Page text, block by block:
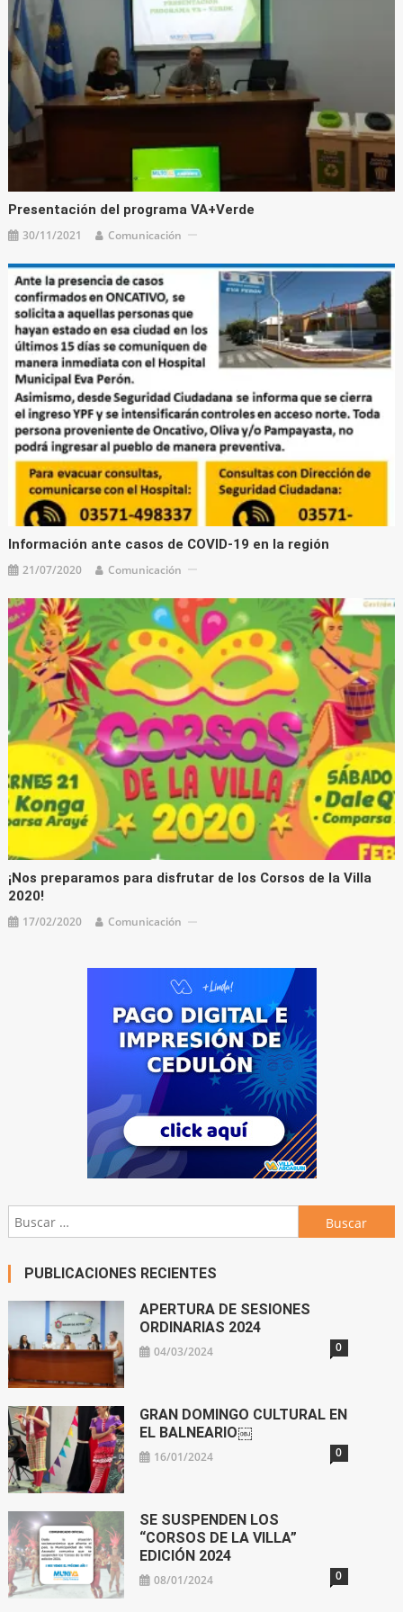
Presentación del programa VA+Verde
30/11/2021 Comunicación
Información ante casos de COVID-19 en la región
21/07/2020 Comunicación
¡Nos preparamos para disfrutar de los Corsos de la Villa
2020!
17/02/2020 Comunicación
Buscar:
PUBLICACIONES RECIENTES
APERTURA DE SESIONES
ORDINARIAS 2024
04/03/2024 0
GRAN DOMINGO CULTURAL EN
EL BALNEARIO￼
16/01/2024 0
SE SUSPENDEN LOS
“CORSOS DE LA VILLA”
EDICIÓN 2024
08/01/2024 0